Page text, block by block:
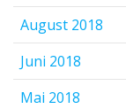
August 2018
Juni 2018
Mai 2018